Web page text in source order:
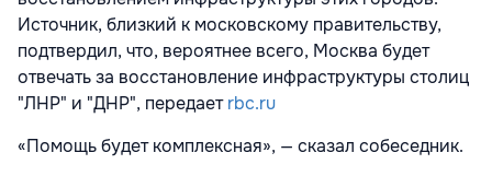
Источник, близкий к московскому правительству,
подтвердил, что, вероятнее всего, Москва будет
отвечать за восстановление инфраструктуры столиц
"ЛНР" и "ДНР", передаетrbc.ru
«Помощь будет комплексная», — сказал собеседник.